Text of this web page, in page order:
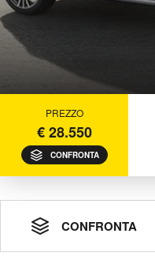
PREZZO
€ 28.550
CONFRONTA
CONFRONTA